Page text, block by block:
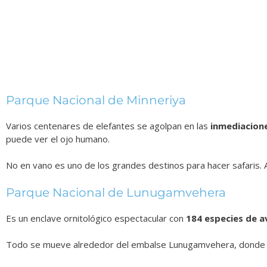
Parque Nacional de Minneriya
Varios centenares de elefantes se agolpan en las
puede ver el ojo humano.
No en vano es uno de los grandes destinos para hacer safaris.
Parque Nacional de Lunugamvehera
Es un enclave ornitológico espectacular con 184 especies de
Todo se mueve alrededor del embalse Lunugamvehera,